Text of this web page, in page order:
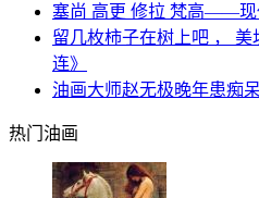
塞尚 高更 修拉 梵高——现
留几枚柿子在树上吧 ，
连》
油画大师赵无极晚年患痴
热门油画